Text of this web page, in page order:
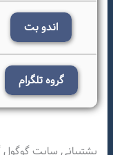
اندو بت
گروه تلگرام
پشتیبانی سایت گوگول